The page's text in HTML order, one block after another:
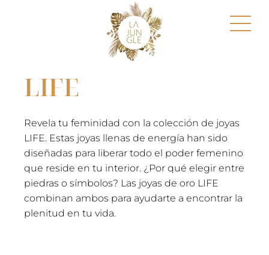
LIFE
Revela tu feminidad con la colección de joyas
LIFE. Estas joyas llenas de energía han sido
diseñadas para liberar todo el poder femenino
que reside en tu interior. ¿Por qué elegir entre
piedras o símbolos? Las joyas de oro LIFE
combinan ambos para ayudarte a encontrar la
plenitud en tu vida.